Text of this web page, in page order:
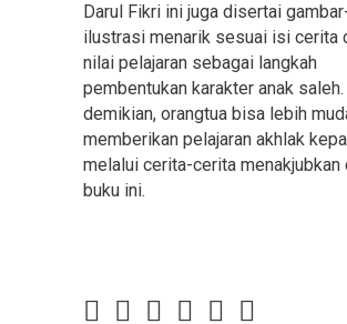
Darul Fikri ini juga disertai
ilustrasi menarik sesuai isi cerita
nilai pelajaran sebagai langkah
pembentukan karakter anak
demikian, orangtua bisa lebih
memberikan pelajaran akhlak
melalui cerita-cerita menakjubkan
buku ini.